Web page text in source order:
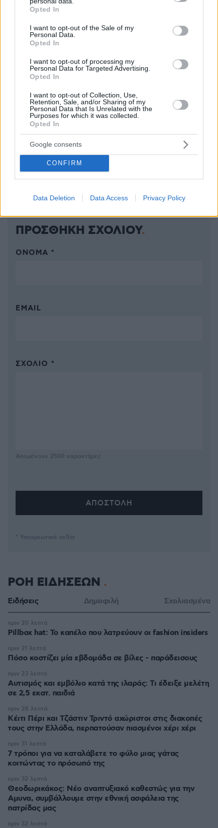
grant or deny consent to Google and its third-party tags to
use your data for below specified purposes in below Google
consent section.
Opted In
I want to opt-out of the Sale of my
Personal Data.
Opted In
I want to opt-out of processing my
Personal Data for Targeted Advertising.
Opted In
I want to opt-out of Collection, Use,
Retention, Sale, and/or Sharing of my
Personal Data that Is Unrelated with the
Purposes for which it was collected.
Opted In
Google consents
CONFIRM
Data Deletion Data Access Privacy Policy
19.10.2024, 08:37
εσυ,τωρα κατσε με ανεση να κλωσησεις τ'αυγα σου
ΑΠΑΝΤΗΣΗ
Τι έκανες στον πόλεμο Πάκη;
Όταν ο ΣΥΡΙΖΑ ξεπουλσγε την Μακεδονία που
εισουν;.Τώρα σ έπιασε ο πόνος για τα
Ελληνοτουρκικά όπως τον Αντωνάκη;Παληκάρι της
φακης .
ΑΠΑΝΤΗΣΗ
19.10.2024, 10:29
ΑΠΑΝΤΗΣΗ
ΠΡΟΣΘΗΚΗ ΣΧΟΛΙΟΥ
ΌΝΟΜΑ *
EMAIL
ΣΧΌΛΙΟ *
Απομένουν 2500 χαρακτήρες
* Υποχρεωτικά πεδία
ΡΟΗ ΕΙΔΗΣΕΩΝ
Ειδήσεις Δημοφιλή Σχολιασμένα
Pillbox hat: Το καπέλο που λατρεύουν οι fashion insiders
πριν 20 λεπτά
Πόσο κοστίζει μία εβδομάδα σε βίλες - παράδεισους
πριν 21 λεπτά
Αυτισμός και εμβόλιο κατά της ιλαράς: Τι έδειξε μελέτη
σε 2,5 εκατ. παιδιά
πριν 23 λεπτά
Κέιτι Πέρι και Τζάστιν Τριντό αχώριστοι στις διακοπές
τους στην Ελλάδα, περπατούσαν πιασμένοι χέρι χέρι
πριν 28 λεπτά
7 τρόποι για να καταλάβετε το φύλο μιας γάτας
κοιτώντας το πρόσωπό της
πριν 31 λεπτά
Θεοδωρικάκος: Νέο αναπτυξιακό καθεστώς για την
Αμυνα, συμβάλλουμε στην εθνική ασφάλεια της
πατρίδας μας
πριν 32 λεπτά
πριν 32 λεπτά